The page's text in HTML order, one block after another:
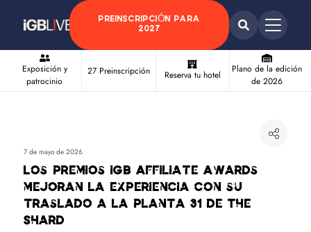
PREINSCRIPCIÓN PARA
2027
Exposición y
patrocinio
27 Preinscripción Reserva tu hotel
Plano de la edición
de 2026
7 de mayo de 2026
Los premios iGB Affiliate Awards
mejoran la experiencia con su
traslado a la planta 31 de The
Shard